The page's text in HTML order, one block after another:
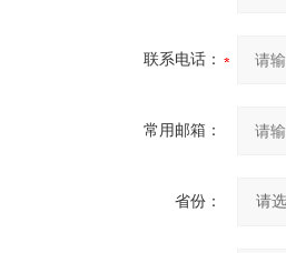
联系电话：
常用邮箱：
省份：